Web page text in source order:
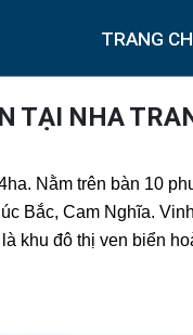
TRANG
TẠI NHA
Nằm trên bàn 10
Bắc, Cam Nghĩa.
đô thị ven biển